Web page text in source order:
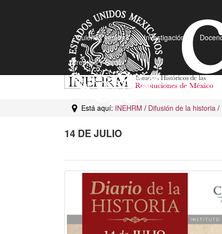
¿Quiénes somos? Investigación
Premios y Becas
Está aquí: INEHRM / Difusión de la historia /
14 DE JULIO